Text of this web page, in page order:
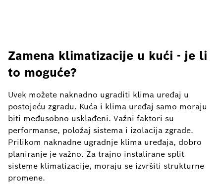
Zamena klimatizacije u kući - je li
to moguće?
Uvek možete naknadno ugraditi klima uređaj u
postojeću zgradu. Kuća i klima uređaj samo moraju
biti međusobno usklađeni. Važni faktori su
performanse, položaj sistema i izolacija zgrade.
Prilikom naknadne ugradnje klima uređaja, dobro
planiranje je važno. Za trajno instalirane split
sisteme klimatizacije, moraju se izvršiti strukturne
promene.